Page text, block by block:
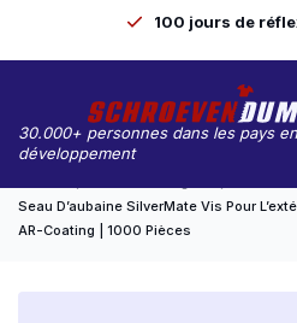
100 jours de
30.000+ personnes dans les pays en
développement
Seau D’aubaine SilverMate Vis Pour
AR-Coating | 1000 Pièces